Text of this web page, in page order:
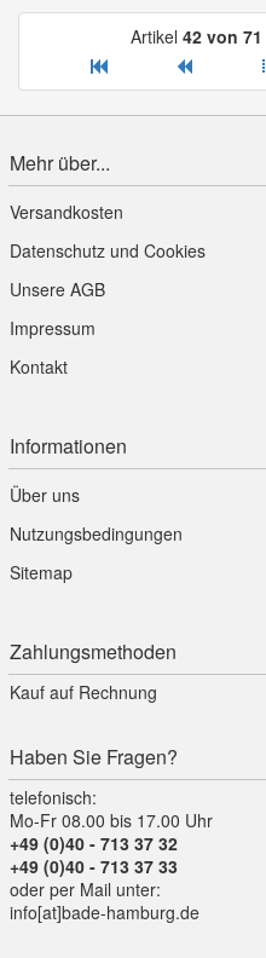
Artikel 42 von 71
Mehr über...
Versandkosten
Datenschutz und Cookies
Unsere AGB
Impressum
Kontakt
Informationen
Über uns
Nutzungsbedingungen
Sitemap
Zahlungsmethoden
Kauf auf Rechnung
Haben Sie Fragen?
telefonisch:
Mo-Fr 08.00 bis 17.00 Uhr
+49 (0)40 - 713 37 32
+49 (0)40 - 713 37 33
oder per Mail unter:
info[at]bade-hamburg.de